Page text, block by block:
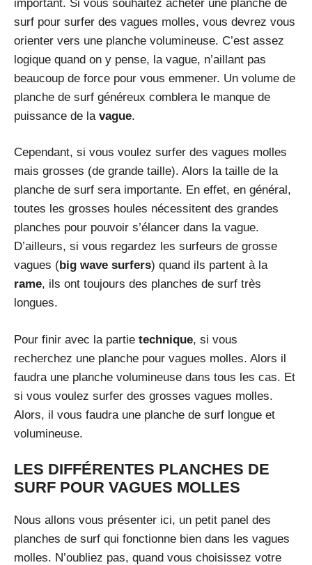
important. Si vous souhaitez acheter une planche de
surf pour surfer des vagues molles, vous devrez vous
orienter vers une planche volumineuse. C’est assez
logique quand on y pense, la vague, n’aillant pas
beaucoup de force pour vous emmener. Un volume de
planche de surf généreux comblera le manque de
puissance de la vague.
Cependant, si vous voulez surfer des vagues molles
mais grosses (de grande taille). Alors la taille de la
planche de surf sera importante. En effet, en général,
toutes les grosses houles nécessitent des grandes
planches pour pouvoir s’élancer dans la vague.
D’ailleurs, si vous regardez les surfeurs de grosse
vagues (big wave surfers) quand ils partent à la
rame, ils ont toujours des planches de surf très
longues.
Pour finir avec la partie technique, si vous
recherchez une planche pour vagues molles. Alors il
faudra une planche volumineuse dans tous les cas. Et
si vous voulez surfer des grosses vagues molles.
Alors, il vous faudra une planche de surf longue et
volumineuse.
LES DIFFÉRENTES PLANCHES DE
SURF POUR VAGUES MOLLES
Nous allons vous présenter ici, un petit panel des
planches de surf qui fonctionne bien dans les vagues
molles. N’oubliez pas, quand vous choisissez votre